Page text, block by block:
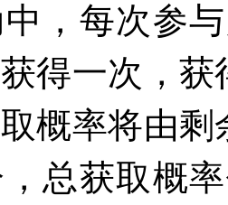
，每次参
得一次，
概率将由
总获取概